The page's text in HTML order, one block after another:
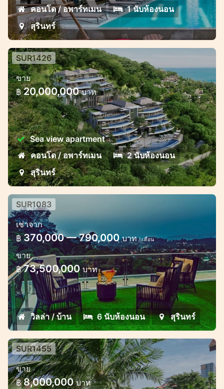
คอนโด / อพาร์ทเมน
1 นับห้องนอน
สุรินทร์
Panoramic Sea View Apartment ใน
สุรินทร์
Surin Hill ขายอพาร์ทเมนท์ใหม่
SUR1426
ขาย
฿ 20,000,000บาท
Sea view apartment
คอนโด / อพาร์ทเมน
2 นับห้องนอน
สุรินทร์
วิลล่าเเสนหรู 7 ห้องนอนพร้อมซีวิวหาด
สุรินทร์
วิลล่า Modern Seaview บนเนินเขาย่านสุรินทร์
SUR1083
เช่าจาก
฿ 370,000 — 790,000บาท/ เดือน
ขาย
฿ 73,500,000บาท
วิลล่า / บ้าน 6 นับห้องนอน สุรินทร์
คอนโด 1 ห้องนอน สไตล์ยูนีค มีชั้นลอย
ในสุรินทร์
SUR1455
ขาย
฿ 8,000,000บาท